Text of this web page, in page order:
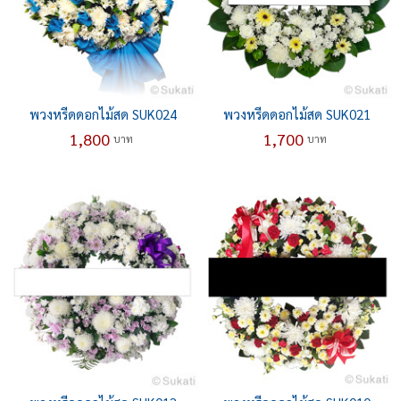
พวงหรีดดอกไม้สด SUK024
1,800 บาท
พวงหรีดดอกไม้สด SUK021
1,700 บาท